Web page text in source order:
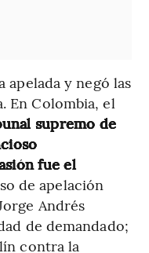
apelada y negó las
En Colombia, el
supremo de
fue el
de apelación
Andrés
de demandado;
contra la